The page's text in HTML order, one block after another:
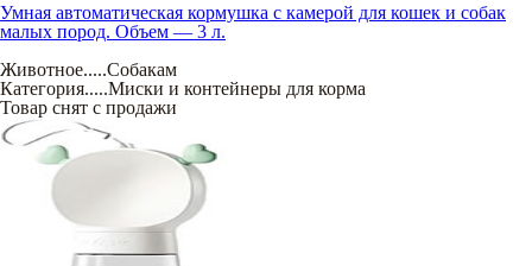
Умная автоматическая кормушка с камерой для кошек и собак
малых пород. Объем — 3 л.
Животное.....Собакам
Категория.....Миски и контейнеры для корма
Товар снят с продажи